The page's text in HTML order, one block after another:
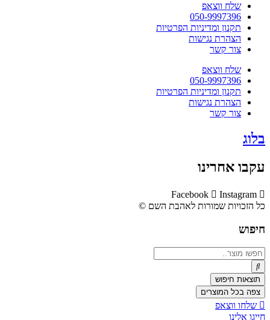
שלח ווצאפ
050-9997396
תקנון ומדיניות הפרטיות
הצהרת נגישות
צור קשר
שלח ווצאפ
050-9997396
תקנון ומדיניות הפרטיות
הצהרת נגישות
צור קשר
בלוג
עקבו אחרינו
Facebook
Instagram
כל הזכויות שמורות לאהבת השם ©​
חיפוש
Search
...
תוצאות חיפוש
צפה בכל המוצרים
שלחו ווצאפ
חייגו אלינו